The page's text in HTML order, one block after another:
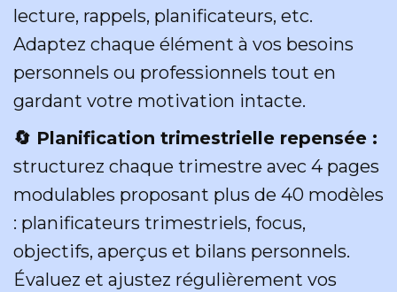
lecture, rappels, planificateurs, etc.
Adaptez chaque élément à vos besoins
personnels ou professionnels tout en
gardant votre motivation intacte.
🔄 Planification trimestrielle repensée :
structurez chaque trimestre avec 4 pages
modulables proposant plus de 40 modèles
: planificateurs trimestriels, focus,
objectifs, aperçus et bilans personnels.
Évaluez et ajustez régulièrement vos